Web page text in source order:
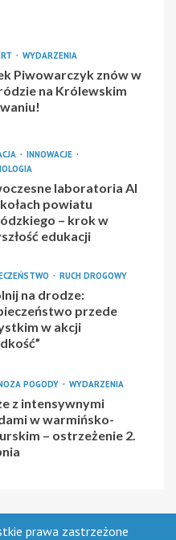
WYDARZENIA
Piwowarczyk znów w
na Królewskim
INNOWACJE
laboratoria AI
powiatu
– krok w
edukacji
RUCH DROGOWY
na drodze:
przede
w akcji
POGODY WYDARZENIA
z intensywnymi
w warmińsko-
– ostrzeżenie 2.
prawa zastrzeżone